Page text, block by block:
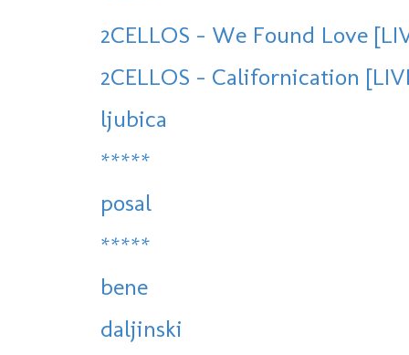
2CELLOS - We Found Love
2CELLOS - Californication
ljubica
*****
posal
*****
bene
daljinski